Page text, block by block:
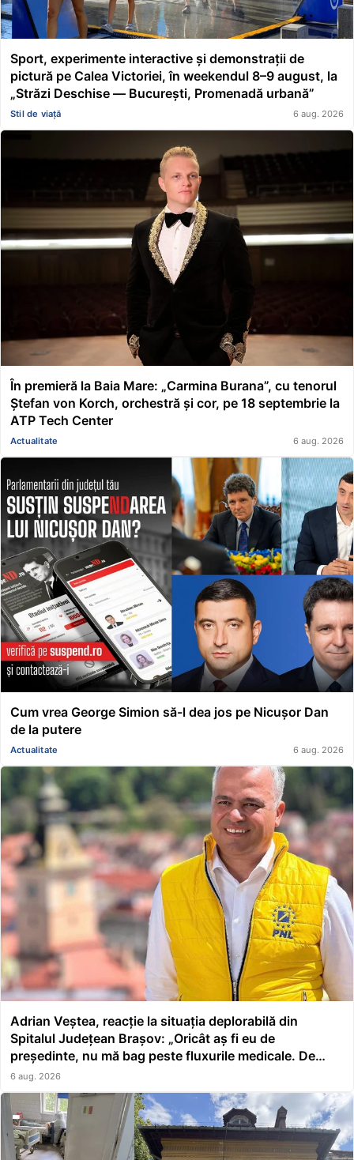
Sport, experimente interactive și demonstrații de
pictură pe Calea Victoriei, în weekendul 8–9 august, la
„Străzi Deschise — București, Promenadă urbană”
Stil de viață 6 aug. 2026
În premieră la Baia Mare: „Carmina Burana”, cu tenorul
Ștefan von Korch, orchestră și cor, pe 18 septembrie la
ATP Tech Center
Actualitate 6 aug. 2026
Cum vrea George Simion să-l dea jos pe Nicușor Dan
de la putere
Actualitate 6 aug. 2026
Adrian Veștea, reacție la situația deplorabilă din
Spitalul Județean Brașov: „Oricât aș fi eu de
președinte, nu mă bag peste fluxurile medicale. De
asta a făcut școală managerul”
6 aug. 2026